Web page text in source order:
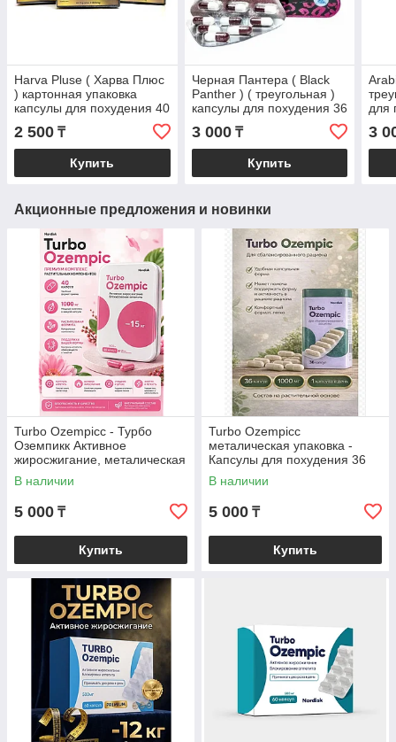
Harva Pluse ( Харва Плюс
) картонная упаковка
капсулы для похудения 40
2 500 ₸
Купить
Черная Пантера ( Black
Panther ) ( треугольная )
капсулы для похудения 36
3 000₸
Купить
для
3
Акционные предложения и новинки
Turbo Ozempicc - Турбо
Оземпикк Активное
жиросжигание, металическая
коробка, капсулы для
похудения 40 капсул
В наличии
5 000 ₸
Купить
Turbo Ozempicc
металическая упаковка -
Капсулы для похудения 36
капсул
В наличии
5 000 ₸
Купить